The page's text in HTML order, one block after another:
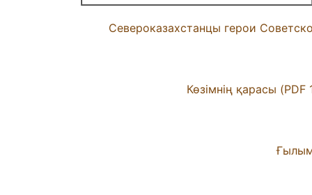
Североказахстанцы герои
Көзімнің қарасы (PDF